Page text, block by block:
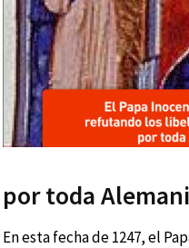
por toda
En esta fecha de 1247, el